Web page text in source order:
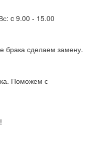
c 9.00 - 15.00
брака сделаем замену.
Поможем с